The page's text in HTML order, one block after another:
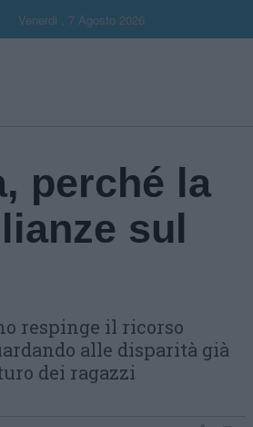
Venerdi , 7 Agosto 2026
perché la
sul
respinge il ricorso
alle disparità già
dei ragazzi